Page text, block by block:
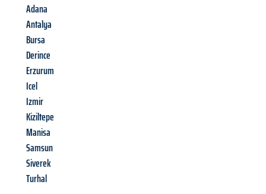
Adana
Antalya
Bursa
Derince
Erzurum
Icel
Izmir
Kiziltepe
Manisa
Samsun
Siverek
Turhal